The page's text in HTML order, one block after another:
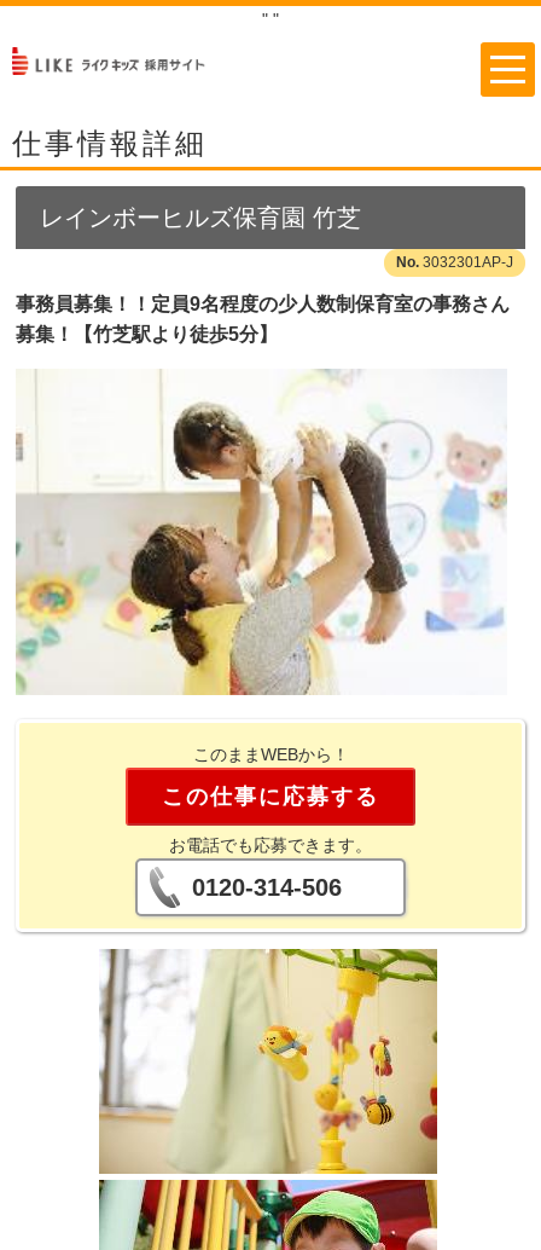
" "
仕事情報詳細
レインボーヒルズ保育園 竹芝
3032301AP-J
事務員募集！！定員9名程度の少人数制保育室の事務さん
募集！【竹芝駅より徒歩5分】
このままWEBから！
この仕事に応募する
お電話でも応募できます。
0120-314-506